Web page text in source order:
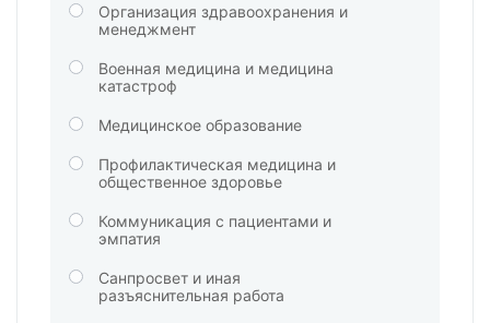
Организация здравоохранения и
менеджмент
Военная медицина и медицина
катастроф
Медицинское образование
Профилактическая медицина и
общественное здоровье
Коммуникация с пациентами и
эмпатия
Санпросвет и иная
разъяснительная работа